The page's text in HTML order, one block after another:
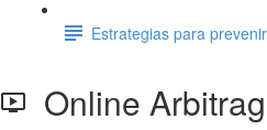
Estrategias para
Online